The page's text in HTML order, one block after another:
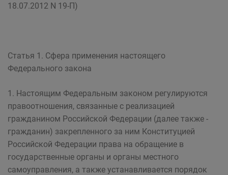
18.07.2012 N 19-П)
Статья 1. Сфера применения настоящего
Федерального закона
1. Настоящим Федеральным законом регулируются
правоотношения, связанные с реализацией
гражданином Российской Федерации (далее также -
гражданин) закрепленного за ним Конституцией
Российской Федерации права на обращение в
государственные органы и органы местного
самоуправления, а также устанавливается порядок